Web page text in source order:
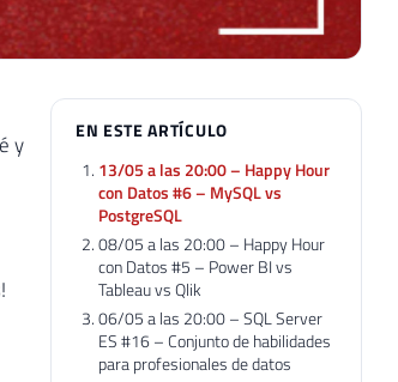
y
EN ESTE ARTÍCULO
13/05 a las 20:00 – Happy Hour
con Datos #6 – MySQL vs
PostgreSQL
08/05 a las 20:00 – Happy Hour
con Datos #5 – Power BI vs
Tableau vs Qlik
06/05 a las 20:00 – SQL Server
ES #16 – Conjunto de habilidades
para profesionales de datos